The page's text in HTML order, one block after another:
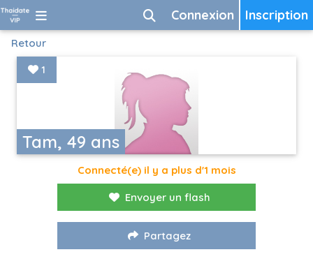
Inscription
Connexion
Retour
Tam, 49 ans
1
Connecté(e) il y a plus d'1 mois
Envoyer un flash
Partagez